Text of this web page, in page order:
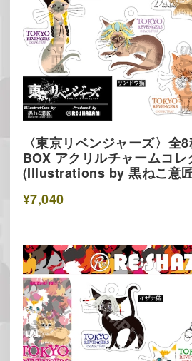
〈東京リベンジャーズ〉全
BOX アクリルチャームコ
(Illustrations by 黒ねこ意
¥7,040